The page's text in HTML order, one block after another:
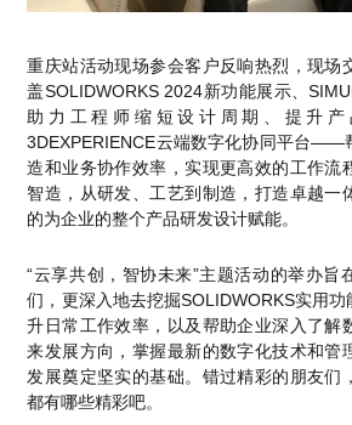
重庆站活动现场参会客户反响热烈，现场
盖SOLIDWORKS 2024新功能展示、
助力工程师缩短设计周期、提升产
3DEXPERIENCE云端数字化协同平台——
造和业务协作效率，实现更高效的工作流
智造，从研发、工艺到制造，打造卓越一
的为企业的整个产品研发设计赋能。
“云享共创，智协未来”主题活动的举办旨
们，更深入地去挖掘SOLIDWORKS实用
升日常工作效率，以及帮助企业深入了解
来发展方向，掌握最新的数字化技术和管
发展奠定坚实的基础。错过精彩的朋友们
都有哪些精彩吧。